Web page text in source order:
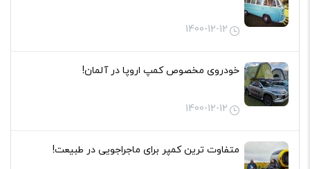
1400-12-12
خودروی مخصوص کمپ اروپا در آلمان!
1400-12-12
متفاوت ترین کمپر برای ماجراجویی در طبیعت!